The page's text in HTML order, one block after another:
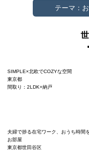
テーマ：
SIMPLE×北欧でCOZYな空間
東京都
間取り：2LDK+納戸
夫婦で捗る在宅ワーク、おうち時間
お部屋
東京都世田谷区